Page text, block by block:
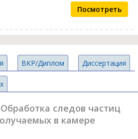
Посмотреть
ВКР/Диплом Диссертация
следов частиц
в камере